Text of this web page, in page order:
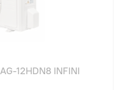
12HDN8 INFINI